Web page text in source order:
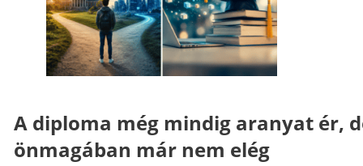
A diploma még mindig aranyat ér,
önmagában már nem elég